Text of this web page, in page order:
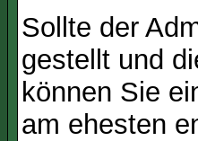
Sollte der
gestellt und
können Sie
am ehesten